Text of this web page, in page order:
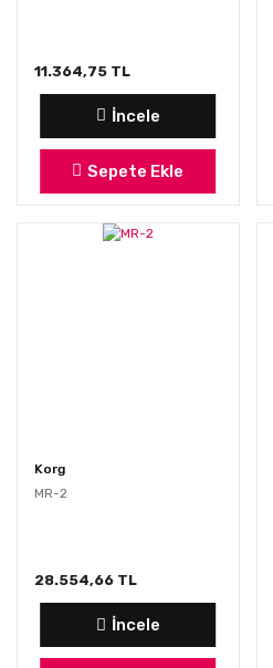
11.364,75 TL
İncele
Sepete Ekle
Korg
MR-2
28.554,66 TL
İncele